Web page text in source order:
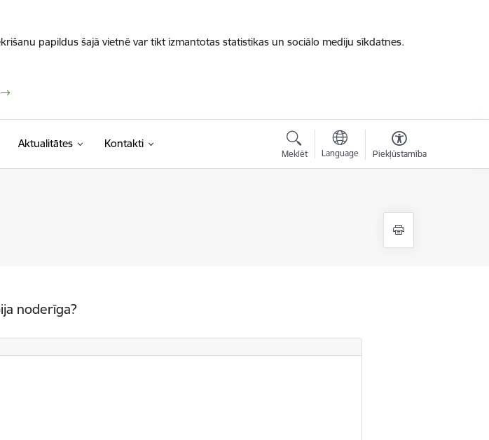
papildus šajā vietnē var tikt izmantotas statistikas un sociālo mediju sīkdatnes.
Aktualitātes Kontakti
Meklēt Language Piekļūstamība
noderīga?